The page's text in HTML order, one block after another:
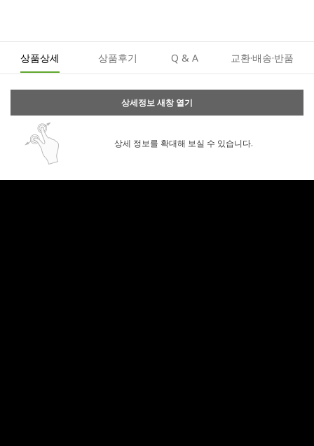
상품상세 상품후기 Q & A 교환·배송·반품
상세정보 새창 열기
상세 정보를 확대해 보실 수 있습니다.